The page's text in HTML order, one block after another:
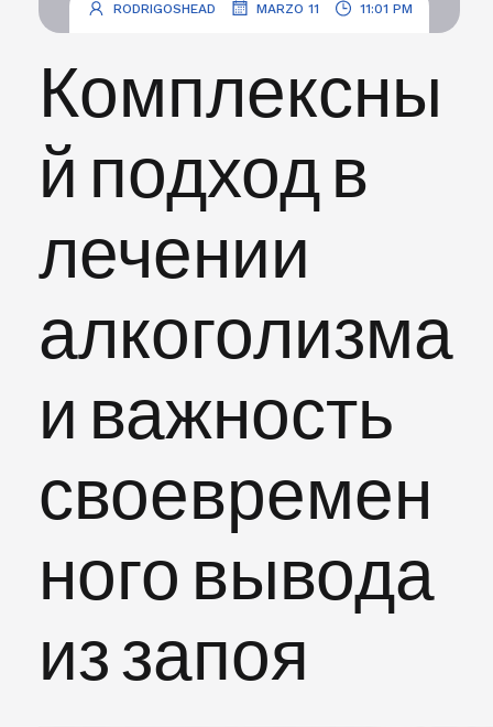
RODRIGOSHEAD MARZO 11 11:01 PM
Комплексны
й подход в
лечении
алкоголизма
и важность
своевремен
ного вывода
из запоя